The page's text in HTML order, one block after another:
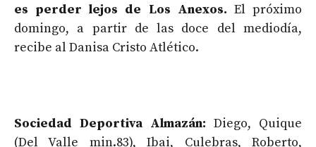
es perder lejos de Los Anexos. El próximo
domingo, a partir de las doce del mediodía,
recibe al Danisa Cristo Atlético.
Sociedad Deportiva Almazán: Diego, Quique
(Del Valle min.83), Ibai, Culebras, Roberto,